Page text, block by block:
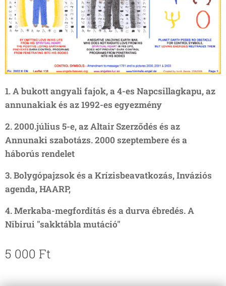
1. A bukott angyali fajok, a 4-es Napcsillagkapu, az
annunakiak és az 1992-es egyezmény
2. 2000.július 5-e, az Altair Szerződés és az
Annunaki szabotázs. 2000 szeptembere és a
háborús rendelet
3. Bolygópajzsok és a Krízisbeavatkozás, Inváziós
agenda, HAARP,
4. Merkaba-megfordítás és a durva ébredés. A
Nibirui "sakktábla mutáció"
5 000 Ft